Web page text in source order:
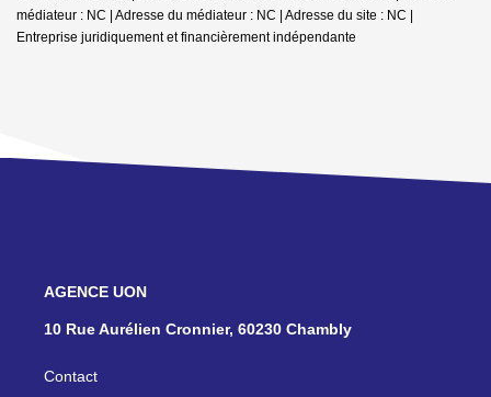
médiateur : NC | Adresse du médiateur : NC | Adresse du site : NC |
Entreprise juridiquement et financièrement indépendante
NOS AGENCES
10 Rue Aurélien Cronnier, 60230 Chambly
Contact